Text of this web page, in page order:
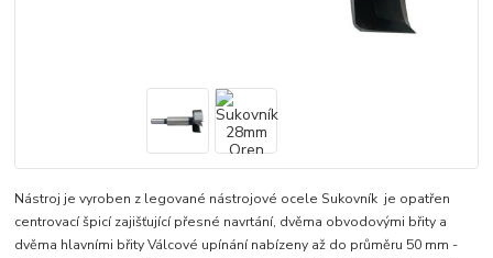
Nástroj je vyroben z legované nástrojové ocele Sukovník je opatřen
centrovací špicí zajišťující přesné navrtání, dvěma obvodovými břity a
dvěma hlavními břity Válcové upínání nabízeny až do průměru 50 mm -